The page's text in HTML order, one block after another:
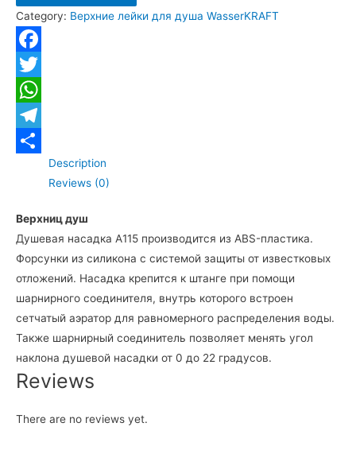
WasserKRAFT
A115
круглый
229
мм,
темная
бронза
quantity
Category: Верхние лейки для душа WasserKRAFT
Facebook
Twitter
WhatsApp
Telegram
ОтправитьDescription
Reviews (0)
Верхниц душ
Душевая насадка А115 производится из ABS-пластика.
Форсунки из силикона с системой защиты от известковых
отложений. Насадка крепится к штанге при помощи
шарнирного соединителя, внутрь которого встроен
сетчатый аэратор для равномерного распределения воды.
Также шарнирный соединитель позволяет менять угол
наклона душевой насадки от 0 до 22 градусов.
Reviews
There are no reviews yet.